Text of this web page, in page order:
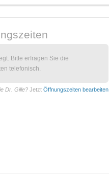
Bitte erfragen Sie die
telefonisch.
Dr. Gille? Jetzt Öffnungszeiten bearbeiten